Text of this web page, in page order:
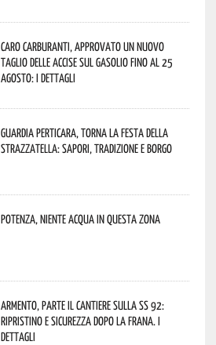
Caro carburanti, approvato un nuovo
taglio delle accise sul gasolio fino al 25
agosto: i dettagli
Guardia Perticara, torna la Festa della
Strazzatella: sapori, tradizione e borgo
Potenza, niente acqua in questa zona
Armento, parte il cantiere sulla SS 92:
ripristino e sicurezza dopo la frana. I
dettagli